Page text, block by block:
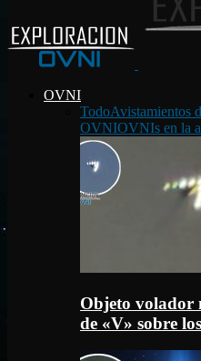
OVNI
TodoAvistamientos
OVNIOVNIs en la
Objeto volador
de «V» sobre